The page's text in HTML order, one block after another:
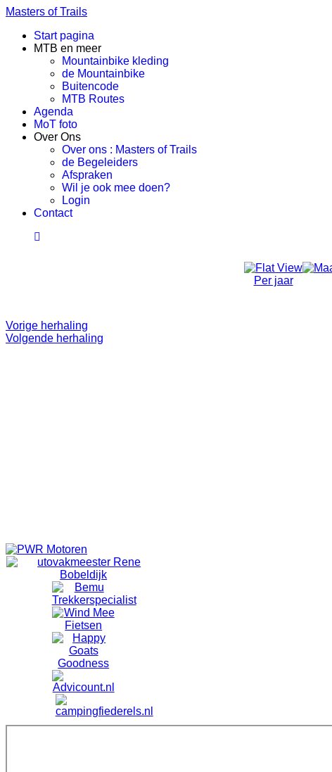
Masters of Trails
Start pagina
MTB en meer
Mountainbike kleding
de Mountainbike
Buitencode
MTB Routes
Agenda
MoT foto
Over Ons
Over ons : Masters of Trails
de Begeleiders
Afspraken
Wil je ook mee doen?
Login
Contact
Per jaar
Vorige herhaling
Volgende herhaling